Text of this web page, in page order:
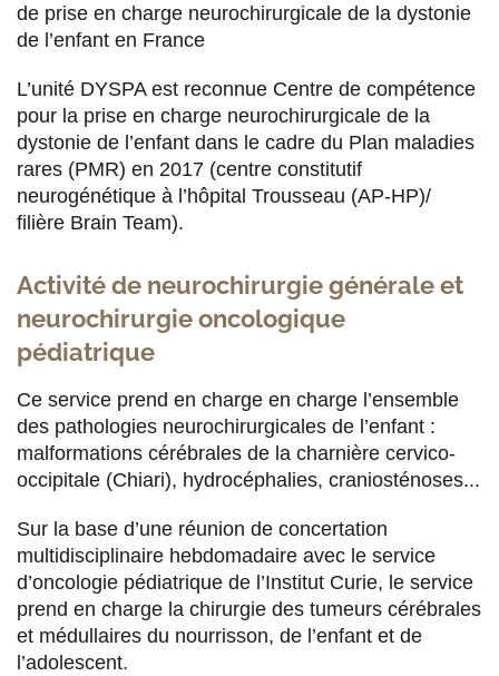
rares.
Lydia Perrot
Coordinatrice du secrétariat
Anaïs Jonckeau
Unité d'épileptologie EPIFOR. Infirmière de
EEG
Isabelle Cheramy
Unité d'épileptologie EPIFOR. Technicienne
Gloria Talon
Unité d'épileptologie EPIFOR. TechnicienneEEG
Jean-Pierre Bleton
PhD, kinésithérapeute,Neurochirurgie
pédiatrique,CRMR Maladies neurogénétiques
et mouvements anormaux, unité Parkinson et
mouvements anormaux,Service de Recherche
Clinique
de prise en charge neurochirurgicale de la dystonie
de l’enfant en France
L’unité DYSPA est reconnue Centre de compétence
pour la prise en charge neurochirurgicale de la
dystonie de l’enfant dans le cadre du Plan maladies
rares (PMR) en 2017 (centre constitutif
neurogénétique à l’hôpital Trousseau (AP-HP)/
filière Brain Team).
Activité de neurochirurgie générale et
neurochirurgie oncologique
pédiatrique
Ce service prend en charge en charge l’ensemble
des pathologies neurochirurgicales de l’enfant :
malformations cérébrales de la charnière cervico-
occipitale (Chiari), hydrocéphalies, craniosténoses...
Sur la base d’une réunion de concertation
multidisciplinaire hebdomadaire avec le service
d’oncologie pédiatrique de l’Institut Curie, le service
prend en charge la chirurgie des tumeurs cérébrales
et médullaires du nourrisson, de l’enfant et de
l’adolescent.